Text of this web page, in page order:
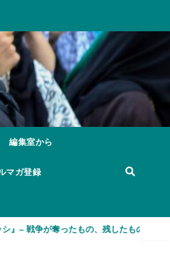
編集室から
マガ登録
奪ったもの、残したもの